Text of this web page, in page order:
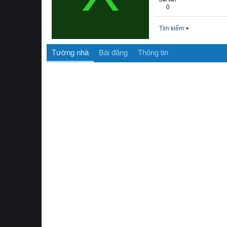
0
Tìm kiếm
Tường nhà Bài đăng Thông tin